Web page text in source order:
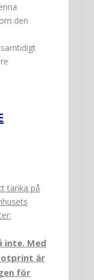
den
tänka på
inte. Med
är
för